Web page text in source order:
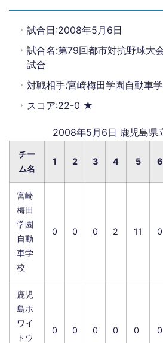
試合日:2008年5月6日
試合名:第79回都市対抗野球大
試合
対戦相手:宮崎梅田学園自動車
スコア:22-0 ★
2008年5月6日 鹿児島県
チー
ム名
1 2 3 4 5 6
宮崎
梅田
学園
自動
車学
校
0 0 0 2 11 0
鹿児
島ホ
ワイ
トウ
0 0 0 0 0 0